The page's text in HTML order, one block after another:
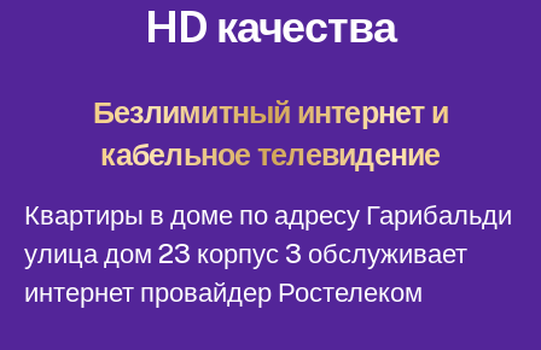
HD качества
Безлимитный интернет и
кабельное телевидение
Квартиры в доме по адресу Гарибальди
улица дом 23 корпус 3 обслуживает
интернет провайдер Ростелеком